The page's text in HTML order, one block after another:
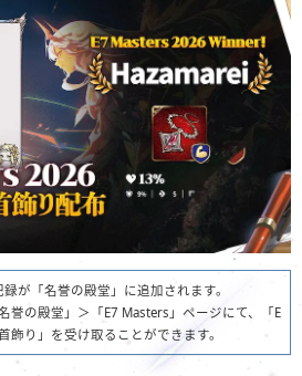
が「名誉の殿堂」に追加されます。
誉の殿堂」＞「E7 Masters」ページにて、「E
り」を受け取ることができます。